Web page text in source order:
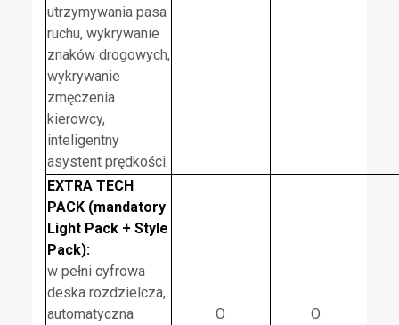
utrzymywania pasa
ruchu, wykrywanie
znaków drogowych,
wykrywanie
zmęczenia
kierowcy,
inteligentny
asystent prędkości.
EXTRA TECH
PACK (mandatory
Light Pack + Style
Pack):
w pełni cyfrowa
deska rozdzielcza,
automatyczna
O O